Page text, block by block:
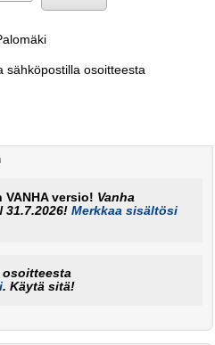
sähköpostilla osoitteesta
versio! Vanha
31.7.2026!Merkkaa sisältösi
osoitteesta
. Käytä sitä!